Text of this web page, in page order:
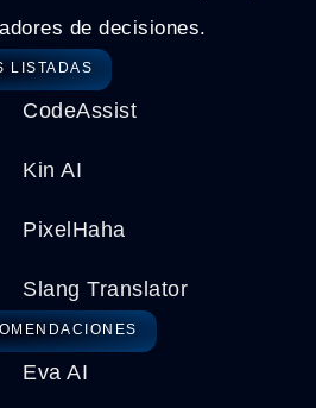
de decisiones.
LISTADAS
CodeAssist
Kin AI
PixelHaha
Slang Translator
Eva AI